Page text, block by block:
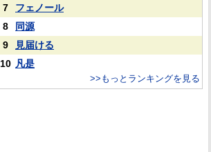
7
フェノール
8
同源
9
見届ける
10 凡是
>>もっとランキングを見る